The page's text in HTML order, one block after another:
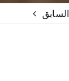
السابق